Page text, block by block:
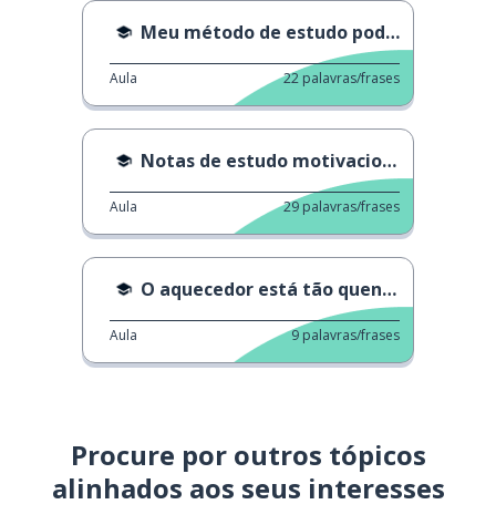
Meu método de estudo pode ser estranho
Aula 22 palavras/frases
Notas de estudo motivacionais
Aula 29 palavras/frases
O aquecedor está tão quente
Aula 9 palavras/frases
Procure por outros tópicos
alinhados aos seus interesses